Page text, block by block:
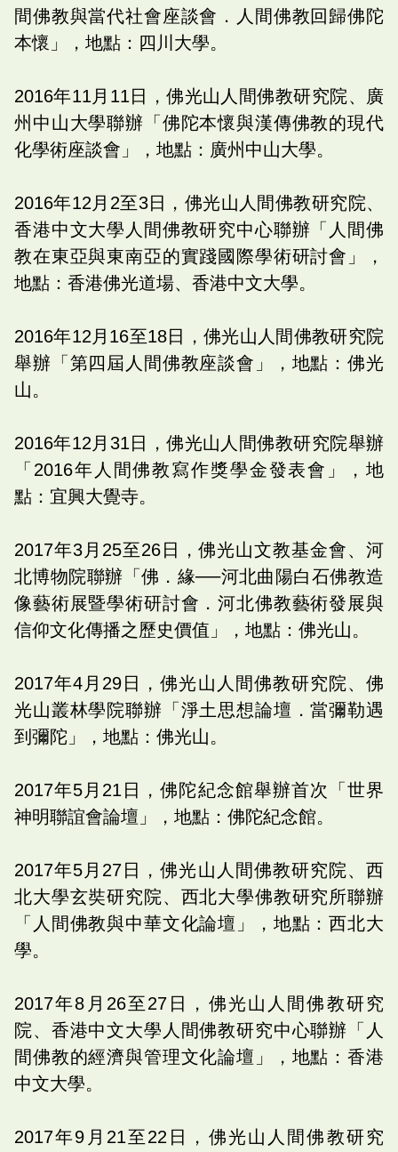
間佛教與當代社會座談會．人間佛教回歸佛陀
本懷」，地點：四川大學。
2016年11月11日，佛光山人間佛教研究院、廣
州中山大學聯辦「佛陀本懷與漢傳佛教的現代
化學術座談會」，地點：廣州中山大學。
2016年12月2至3日，佛光山人間佛教研究院、
香港中文大學人間佛教研究中心聯辦「人間佛
教在東亞與東南亞的實踐國際學術研討會」，
地點：香港佛光道場、香港中文大學。
2016年12月16至18日，佛光山人間佛教研究院
舉辦「第四屆人間佛教座談會」，地點：佛光
山。
2016年12月31日，佛光山人間佛教研究院舉辦
「2016年人間佛教寫作獎學金發表會」，地
點：宜興大覺寺。
2017年3月25至26日，佛光山文教基金會、河
北博物院聯辦「佛．緣──河北曲陽白石佛教造
像藝術展暨學術研討會．河北佛教藝術發展與
信仰文化傳播之歷史價值」，地點：佛光山。
2017年4月29日，佛光山人間佛教研究院、佛
光山叢林學院聯辦「淨土思想論壇．當彌勒遇
到彌陀」，地點：佛光山。
2017年5月21日，佛陀紀念館舉辦首次「世界
神明聯誼會論壇」，地點：佛陀紀念館。
2017年5月27日，佛光山人間佛教研究院、西
北大學玄奘研究院、西北大學佛教研究所聯辦
「人間佛教與中華文化論壇」，地點：西北大
學。
2017年8月26至27日，佛光山人間佛教研究
院、香港中文大學人間佛教研究中心聯辦「人
間佛教的經濟與管理文化論壇」，地點：香港
中文大學。
2017年9月21至22日，佛光山人間佛教研究